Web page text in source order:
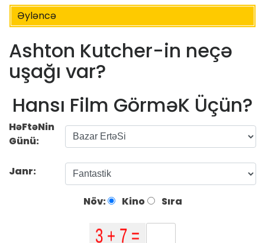
Əyləncə
Ashton Kutcher-in neçə
uşağı var?
Hansı Film GörməK Üçün?
HəFtəNin
Günü:
Janr:
Növ: Kino Sıra